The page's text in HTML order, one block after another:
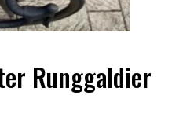
Runggaldier